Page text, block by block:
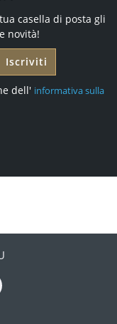
casella di posta gli
novità!
Iscriviti
dell' informativa sulla